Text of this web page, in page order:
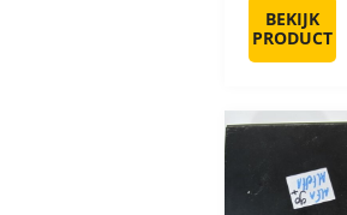
BEKIJK
PRODUCT